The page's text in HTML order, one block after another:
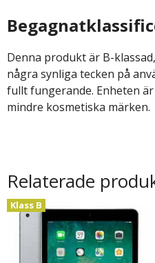
Denna produkt är B-
några synliga tecken på
fullt fungerande. Enheten
mindre kosmetiska märken.
Relaterade
Klass B